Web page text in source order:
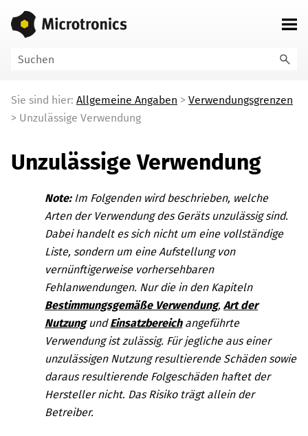
Zu Hauptinhalt springen
Sie sind hier: Allgemeine Angaben > Verwendungsgrenzen
> Unzulässige Verwendung
Unzulässige Verwendung
Note: Im Folgenden wird beschrieben, welche
Arten der Verwendung des Geräts unzulässig sind.
Dabei handelt es sich nicht um eine vollständige
Liste, sondern um eine Aufstellung von
vernünftigerweise vorhersehbaren
Fehlanwendungen. Nur die in den Kapiteln
Bestimmungsgemäße Verwendung,Art der
NutzungundEinsatzbereichangeführte
Verwendung ist zulässig. Für jegliche aus einer
unzulässigen Nutzung resultierende Schäden sowie
daraus resultierende Folgeschäden haftet der
Hersteller nicht. Das Risiko trägt allein der
Betreiber.